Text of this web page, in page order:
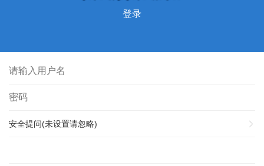
登录
安全提问(未设置请忽略)